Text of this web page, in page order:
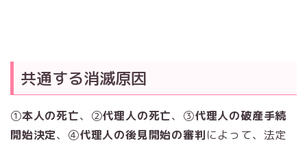
共通する消滅原因
①本人の死亡、②代理人の死亡、③代理人の破産手続
開始決定、④代理人の後見開始の審判によって、法定